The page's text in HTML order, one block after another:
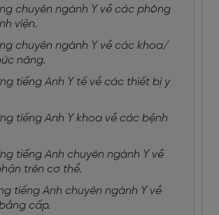
chuyên ngành Y về các phòng
viện.
chuyên ngành Y về các khoa/
năng.
tiếng Anh Y tế về các thiết bị y
tiếng Anh Y khoa về các bệnh
tiếng Anh chuyên ngành Y về
trên cơ thể.
tiếng Anh chuyên ngành Y về
cấp.